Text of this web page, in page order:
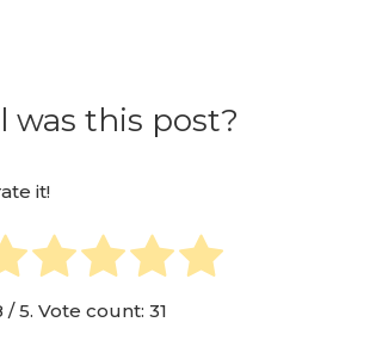
was this post?
it!
/ 5. Vote count: 31